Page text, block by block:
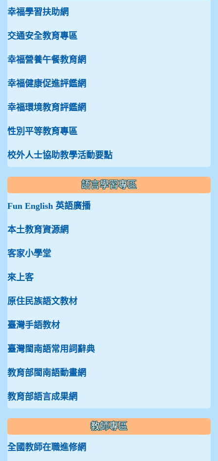
幸福學習扶助網
交通安全教育專區
幸福營養午餐教育網
幸福健康促進評鑑網
幸福環境教育評鑑網
性別平等教育專區
校外人士協助教學活動要點
語言學習專區
Fun English 英語廣播
本土教育資源網
客家小學堂
來上客
原住民族語文教材
臺灣手語教材
臺灣閩南語常用詞辭典
教育部閩南語動畫網
教育部語言成果網
教師專區
全國教師在職進修網